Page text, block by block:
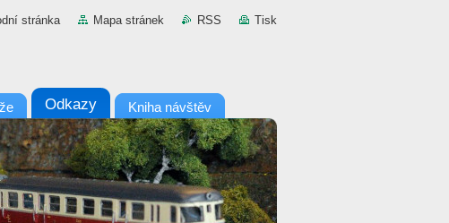
stránka Mapa stránek RSS Tisk
Odkazy Kniha návštěv